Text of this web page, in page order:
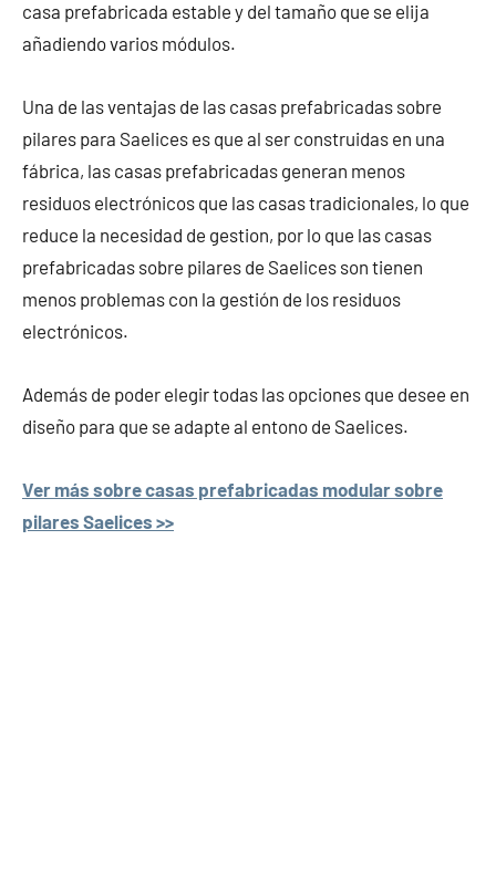
casa prefabricada estable y del tamaño que se elija
añadiendo varios módulos.
Una de las ventajas de las casas prefabricadas sobre
pilares para Saelices es que al ser construidas en una
fábrica, las casas prefabricadas generan menos
residuos electrónicos que las casas tradicionales, lo que
reduce la necesidad de gestion, por lo que las casas
prefabricadas sobre pilares de Saelices son tienen
menos problemas con la gestión de los residuos
electrónicos.
Además de poder elegir todas las opciones que desee en
diseño para que se adapte al entono de Saelices.
Ver más sobre casas prefabricadas modular sobre
pilares Saelices >>